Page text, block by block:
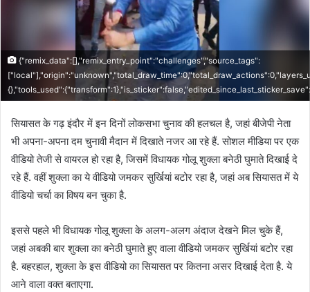
{"remix_data":[],"remix_entry_point":"challenges","source_tags":
सियासत के गढ़ इंदौर में इन दिनों लोकसभा चुनाव की हलचल है, जहां बीजेपी नेता
भी अपना-अपना दम चुनावी मैदान में दिखाते नजर आ रहे हैं. सोशल मीडिया पर एक
वीडियो तेजी से वायरल हो रहा है, जिसमें विधायक गोलू शुक्ला बनेठी घुमाते दिखाई दे
रहे हैं. वहीं शुक्ला का ये वीडियो जमकर सुर्खियां बटोर रहा है, जहां अब सियासत में ये
वीडियो चर्चा का विषय बन चुका है.
इससे पहले भी विधायक गोलू शुक्ला के अलग-अलग अंदाज देखने मिल चुके हैं,
जहां अबकी बार शुक्ला का बनेठी घुमाते हुए वाला वीडियो जमकर सुर्खियां बटोर रहा
है. बहरहाल, शुक्ला के इस वीडियो का सियासत पर कितना असर दिखाई देता है. ये
आने वाला वक्त बताएगा.